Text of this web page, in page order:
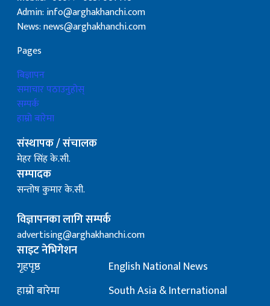
Admin: info@arghakhanchi.com
News: news@arghakhanchi.com
Pages
बिज्ञापन
समाचार पठाउनुहोस्
सम्पर्क
हाम्रो बारेमा
संस्थापक / संचालक
मेहर सिंह के.सी.
सम्पादक
सन्तोष कुमार के.सी.
विज्ञापनका लागि सम्पर्क
advertising@arghakhanchi.com
साइट नेभिगेशन
गृहपृष्ठ
हाम्रो बारेमा
English National News
South Asia & International